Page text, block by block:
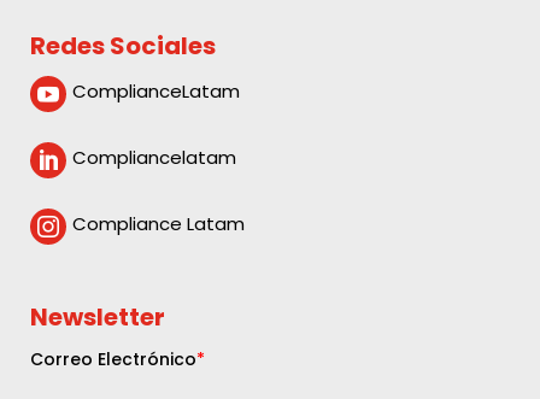
Redes Sociales
 ComplianceLatam
 Compliancelatam
 Compliance Latam
Newsletter